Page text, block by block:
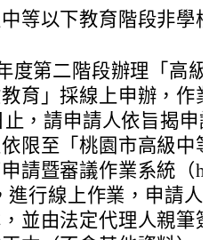
等以下教育階段非學
度第二階段辦理「高級
育」採線上申辦，作
止，請申請人依旨揭申
限至「桃園市高級中
請暨審議作業系統（
進行線上作業，申請人
並由法定代理人親筆